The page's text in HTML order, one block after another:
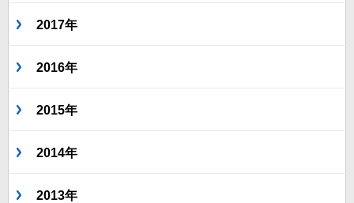
2017年
2016年
2015年
2014年
2013年